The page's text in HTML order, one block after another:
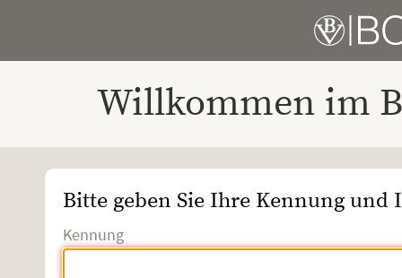
Willkommen im
Bitte geben Sie Ihre Kennung und
Kennung